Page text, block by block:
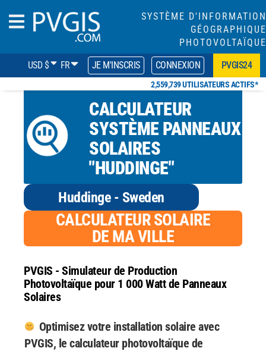
SYSTÈME D'INFORMATION
GÉOGRAPHIQUE
PHOTOVOLTAÏQUE
USD $
FR JE M'INSCRIS CONNEXION PVGIS24
2,559,739 UTILISATEURS ACTIFS*
CALCULATEUR
SYSTÈME PANNEAUX
SOLAIRES
"HUDDINGE"
Huddinge - Sweden
CALCULATEUR SOLAIRE
DE MA VILLE
PVGIS - Simulateur de Production
Photovoltaïque pour 1 000 Watt de Panneaux
Solaires
Optimisez votre installation solaire avec
PVGIS, le calculateur photovoltaïque de